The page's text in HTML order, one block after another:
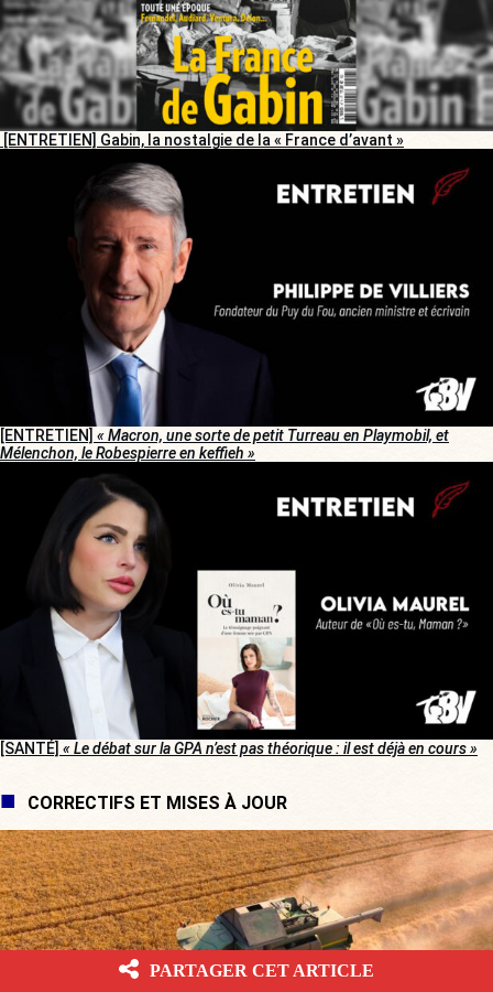
[ENTRETIEN] Gabin, la nostalgie de la « France d’avant »
[ENTRETIEN] « Macron, une sorte de petit Turreau en Playmobil, et
Mélenchon, le Robespierre en keffieh »
[SANTÉ] « Le débat sur la GPA n’est pas théorique : il est déjà en cours »
CORRECTIFS ET MISES À JOUR
PARTAGER CET ARTICLE